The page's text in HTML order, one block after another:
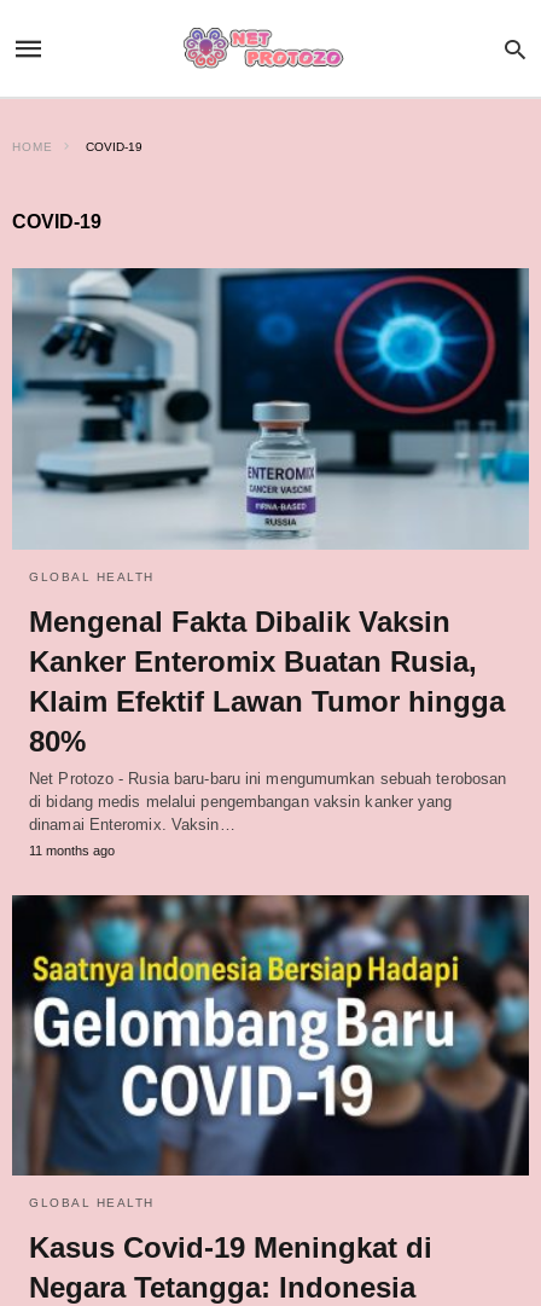
HOME COVID-19
COVID-19
GLOBAL HEALTH
Mengenal Fakta Dibalik Vaksin
Kanker Enteromix Buatan Rusia,
Klaim Efektif Lawan Tumor hingga
80%
Net Protozo - Rusia baru-baru ini mengumumkan sebuah terobosan
di bidang medis melalui pengembangan vaksin kanker yang
dinamai Enteromix. Vaksin…
11 months ago
GLOBAL HEALTH
Kasus Covid-19 Meningkat di
Negara Tetangga: Indonesia